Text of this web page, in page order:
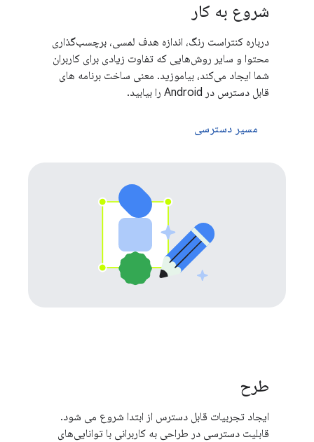
شروع به کار
درباره کنتراست رنگ، اندازه هدف لمسی، برچسب‌گذاری
محتوا و سایر روش‌هایی که تفاوت زیادی برای کاربران
شما ایجاد می‌کند، بیاموزید. معنی ساخت برنامه های
قابل دسترس در Android را بیابید.
مسیر دسترسی
طرح
ایجاد تجربیات قابل دسترس از ابتدا شروع می شود.
قابلیت دسترسی در طراحی به کاربرانی با توانایی‌های